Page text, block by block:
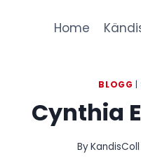
Home
BLOGG
Cynthia
ByKandisColl